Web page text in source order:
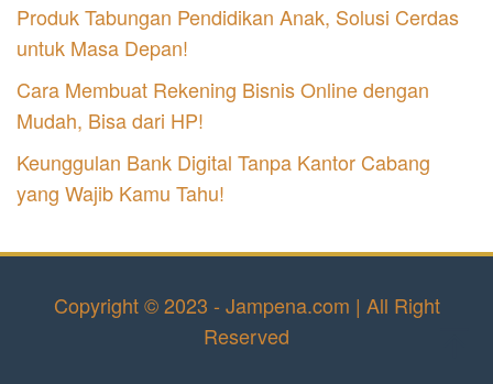
Produk Tabungan Pendidikan Anak, Solusi Cerdas
untuk Masa Depan!
Cara Membuat Rekening Bisnis Online dengan
Mudah, Bisa dari HP!
Keunggulan Bank Digital Tanpa Kantor Cabang
yang Wajib Kamu Tahu!
Copyright © 2023 - Jampena.com | All Right
Reserved